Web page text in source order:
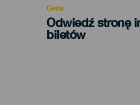
Cena
Odwiedź stronę
biletów